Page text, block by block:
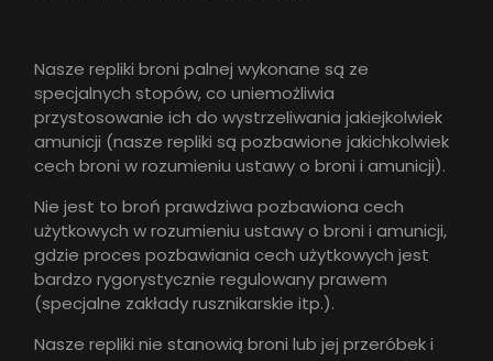
Nasze repliki broni palnej wykonane są ze
specjalnych stopów, co uniemożliwia
przystosowanie ich do wystrzeliwania jakiejkolwiek
amunicji (nasze repliki są pozbawione jakichkolwiek
cech broni w rozumieniu ustawy o broni i amunicji).
Nie jest to broń prawdziwa pozbawiona cech
użytkowych w rozumieniu ustawy o broni i amunicji,
gdzie proces pozbawiania cech użytkowych jest
bardzo rygorystycznie regulowany prawem
(specjalne zakłady rusznikarskie itp.).
Nasze repliki nie stanowią broni lub jej przeróbek i